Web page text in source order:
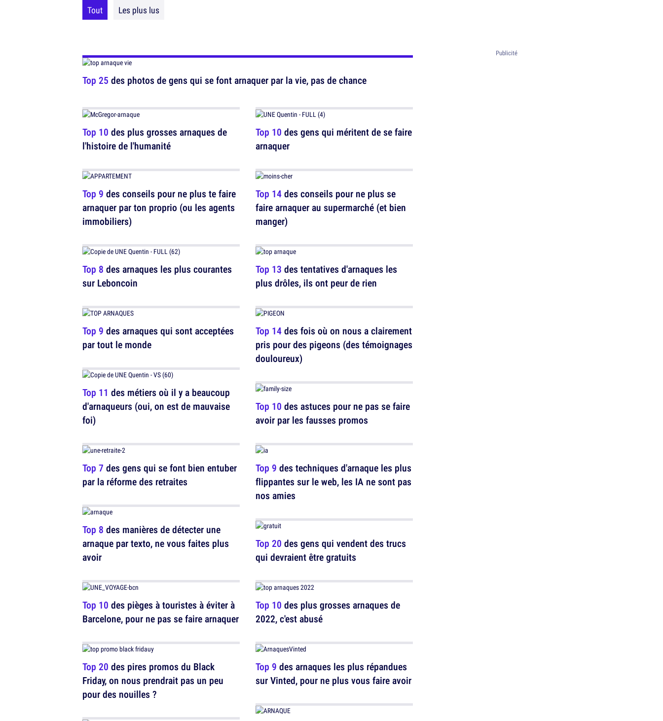
Tout Les plus lus
Top 25 des photos de gens qui se font arnaquer par la vie, pas de chance
Top 10 des plus grosses arnaques de
l'histoire de l'humanité
Top 9 des conseils pour ne plus te faire
arnaquer par ton proprio (ou les agents
immobiliers)
Top 8 des arnaques les plus courantes
sur Leboncoin
Top 9 des arnaques qui sont acceptées
par tout le monde
Top 11 des métiers où il y a beaucoup
d'arnaqueurs (oui, on est de mauvaise
foi)
Top 7 des gens qui se font bien entuber
par la réforme des retraites
Top 8 des manières de détecter une
arnaque par texto, ne vous faites plus
avoir
Top 10 des pièges à touristes à éviter à
Barcelone, pour ne pas se faire arnaquer
Top 20 des pires promos du Black
Friday, on nous prendrait pas un peu
pour des nouilles ?
Top 10 des gens qui méritent de se faire
arnaquer
Top 14des conseils pour ne plus se
faire arnaquer au supermarché (et bien
manger)
Top 13 des tentatives d'arnaques les
plus drôles, ils ont peur de rien
Top 14des fois où on nous a clairement
pris pour des pigeons (des témoignages
douloureux)
Top 10 des astuces pour ne pas se faire
avoir par les fausses promos
Top 9 des techniques d'arnaque les plus
flippantes sur le web, les IA ne sont pas
nos amies
Top 20 des gens qui vendent des trucs
qui devraient être gratuits
Top 10 des plus grosses arnaques de
2022, c'est abusé
Top 9 des arnaques les plus répandues
sur Vinted, pour ne plus vous faire avoir